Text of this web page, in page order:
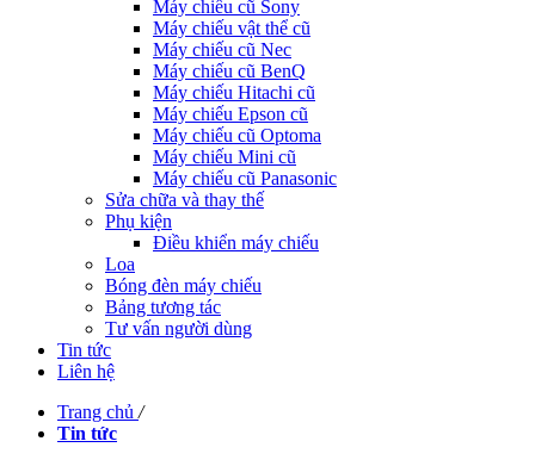
Máy chiếu cũ Sony
Máy chiếu vật thể cũ
Máy chiếu cũ Nec
Máy chiếu cũ BenQ
Máy chiếu Hitachi cũ
Máy chiếu Epson cũ
Máy chiếu cũ Optoma
Máy chiếu Mini cũ
Máy chiếu cũ Panasonic
Sửa chữa và thay thế
Phụ kiện
Điều khiển máy chiếu
Loa
Bóng đèn máy chiếu
Bảng tương tác
Tư vấn người dùng
Tin tức
Liên hệ
Trang chủ /
Tin tức